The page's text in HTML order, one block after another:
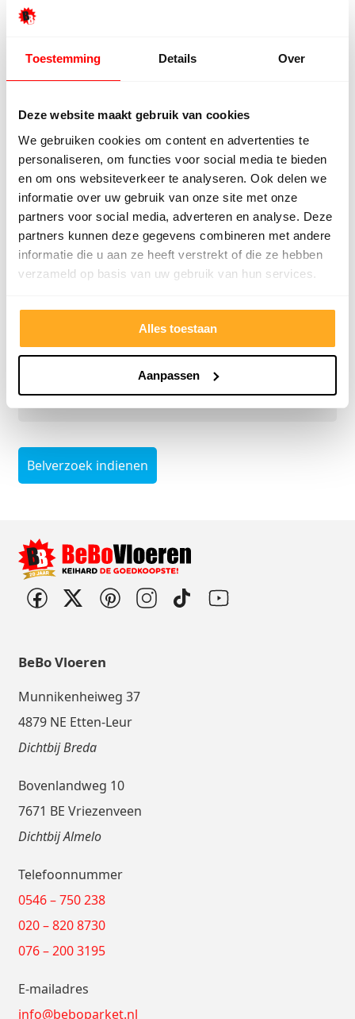
Toestemming Details Over
Deze website maakt gebruik van cookies
We gebruiken cookies om content en advertenties te
personaliseren, om functies voor social media te bieden
en om ons websiteverkeer te analyseren. Ook delen we
informatie over uw gebruik van onze site met onze
partners voor social media, adverteren en analyse. Deze
partners kunnen deze gegevens combineren met andere
informatie die u aan ze heeft verstrekt of die ze hebben
verzameld op basis van uw gebruik van hun services.
Alles toestaan
Aanpassen
Offerte van een concurrent?
Uploaden. Besparen. Klaar.
Offertekiller openen
Gratis advies op maat
Vraag een terugbelverzoek aan en ontvang
Belverzoek indienen
BeBo Vloeren
Munnikenheiweg 37
4879 NE Etten-Leur
Dichtbij Breda
Bovenlandweg 10
7671 BE Vriezenveen
Dichtbij Almelo
Telefoonnummer
0546 – 750 238
020 – 820 8730
076 – 200 3195
E-mailadres
info@beboparket.nl